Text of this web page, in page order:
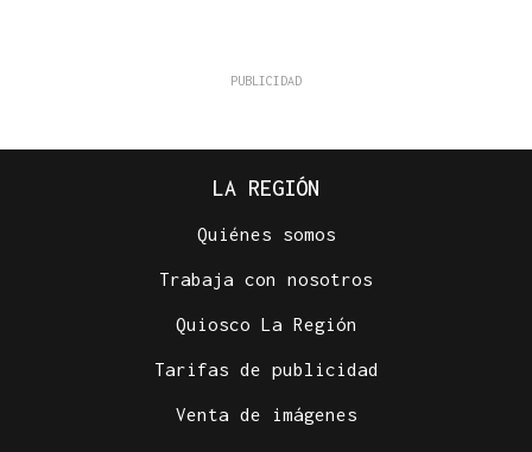
LA REGIÓN
Quiénes somos
Trabaja con nosotros
Quiosco La Región
Tarifas de publicidad
Venta de imágenes